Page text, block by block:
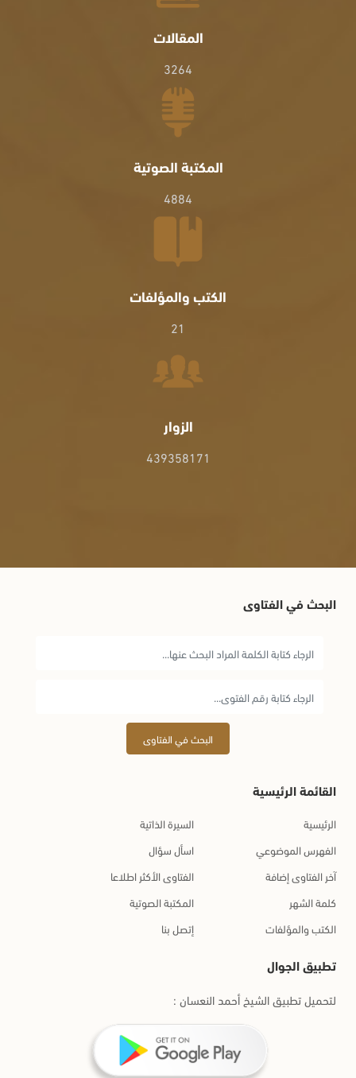
المقالات
3264
المكتبة الصوتية
4884
الكتب والمؤلفات
21
الزوار
439358171
البحث في الفتاوى
البحث في الفتاوى
القائمة الرئيسية
الرئيسية
السيرة الذاتية
الفهرس الموضوعي
اسأل سؤال
آخر الفتاوى إضافة
الفتاوى الأكثر اطلاعا
كلمة الشهر
المكتبة الصوتية
الكتب والمؤلفات
إتصل بنا
تطبيق الجوال
لتحميل تطبيق الشيخ أحمد النعسان :